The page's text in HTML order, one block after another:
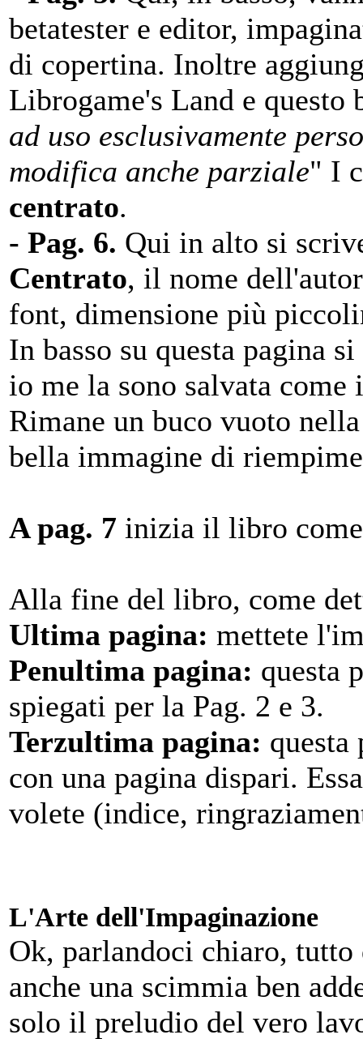
betatester e editor,
di copertina. Inoltre
Librogame's Land e questo
ad uso esclusivamente
modifica anche parziale" I
centrato.
- Pag. 6. Qui in alto si
Centrato, il nome
font, dimensione più
In basso su questa pagina
io me la sono salvata
Rimane un buco vuoto
bella immagine di
A pag. 7 inizia il libro
Alla fine del libro, come
Ultima pagina: mettete
Penultima pagina: questa
spiegati per la Pag. 2 e 3.
Terzultima pagina:
con una pagina dispari.
volete (indice,
L'Arte dell'Impaginazione
Ok, parlandoci chiaro,
anche una scimmia ben
solo il preludio del vero